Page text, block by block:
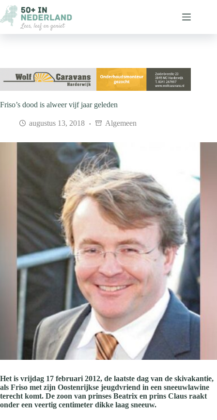
naar
de
inhoud
Friso’s dood is alweer vijf jaar geleden
augustus 13, 2018 Algemeen
Het is vrijdag 17 februari 2012, de laatste dag van de skivakantie,
als Friso met zijn Oostenrijkse jeugdvriend in een sneeuwlawine
terecht komt. De zoon van prinses Beatrix en prins Claus raakt
onder een veertig centimeter dikke laag sneeuw.